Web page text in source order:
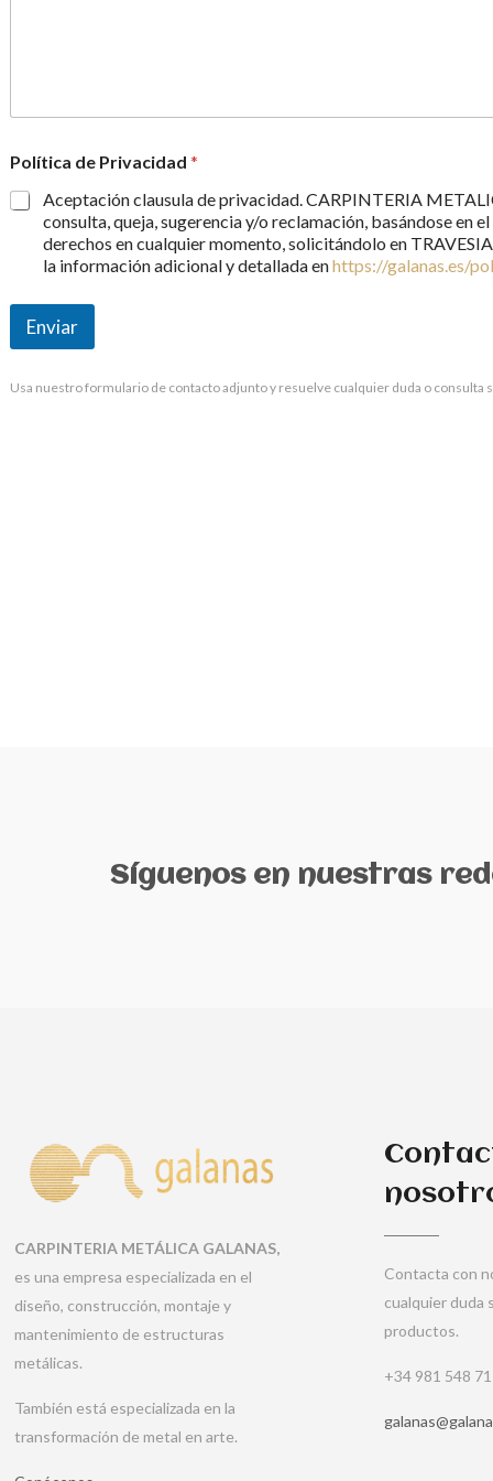
1
Política de Privacidad *
Aceptación clausula de privacidad. CARPINTERIA
consulta, queja, sugerencia y/o reclamación, basándose en
derechos en cualquier momento, solicitándolo en
la información adicional y detallada enhttps://galanas.es/
Enviar
Usa nuestro formulario de contacto adjunto y resuelve cualquier duda o consulta
Síguenos en nuestras
CARPINTERIA METÁLICA GALANAS,
es una empresa especializada en el
diseño, construcción, montaje y
mantenimiento de estructuras
metálicas.
También está especializada en la
transformación de metal en arte.
Contacta con
cualquier duda
productos.
+34 981 548